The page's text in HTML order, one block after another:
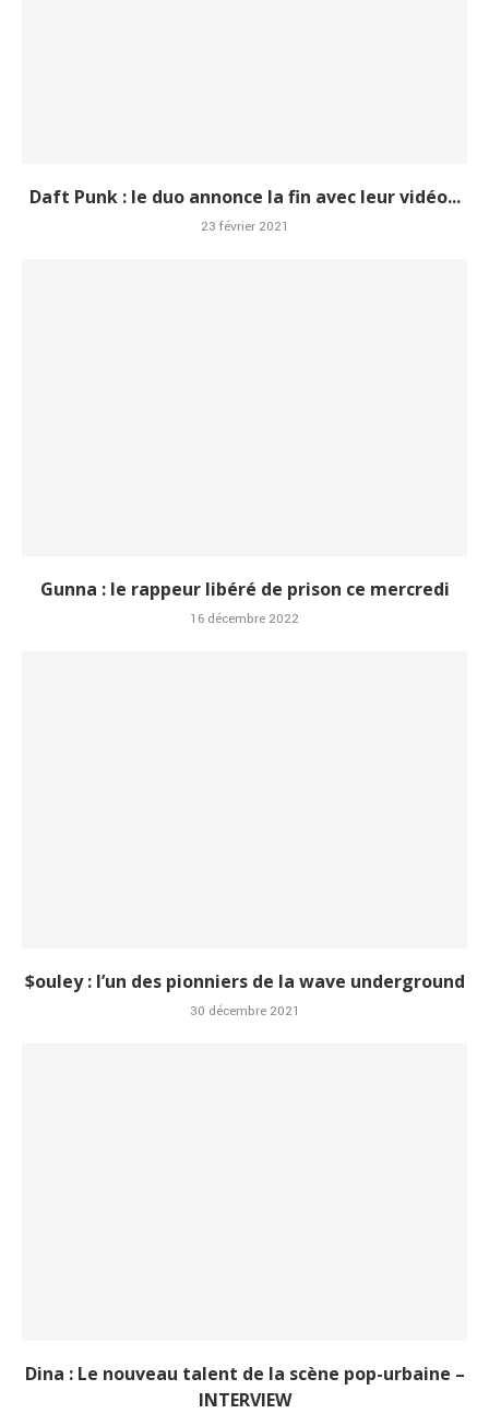
Daft Punk : le duo annonce la fin avec leur vidéo...
23 février 2021
Gunna : le rappeur libéré de prison ce mercredi
16 décembre 2022
$ouley : l’un des pionniers de la wave underground
30 décembre 2021
Dina : Le nouveau talent de la scène pop-urbaine –
INTERVIEW